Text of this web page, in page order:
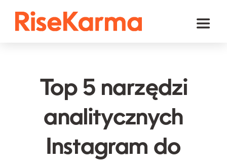
Toggle
TikTok
Facebook
YouTube
Twitter (𝕏)
Top 5 narzędzi
analitycznych
Instagram do